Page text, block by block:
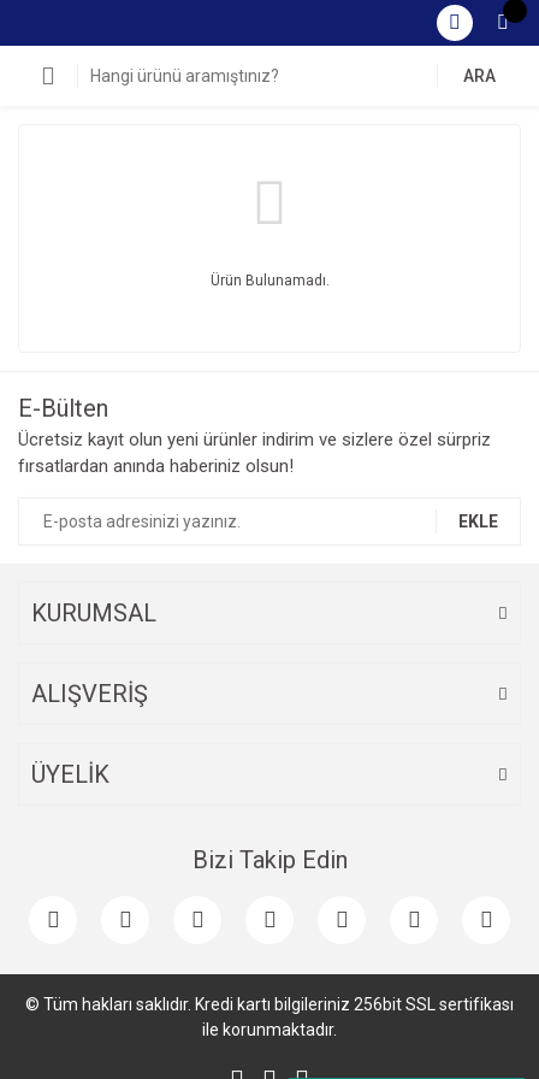
ARA
Ürün Bulunamadı.
E-Bülten
Ücretsiz kayıt olun yeni ürünler indirim ve sizlere özel sürpriz
fırsatlardan anında haberiniz olsun!
EKLE
KURUMSAL
ALIŞVERİŞ
ÜYELİK
Bizi Takip Edin
© Tüm hakları saklıdır. Kredi kartı bilgileriniz 256bit SSL sertifikası
ile korunmaktadır.